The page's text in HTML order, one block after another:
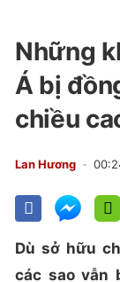
Những
Á bị
chiều
Lan Hương
Dù sở hữu
các sao vẫn